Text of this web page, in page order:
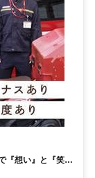
『想い』と『笑